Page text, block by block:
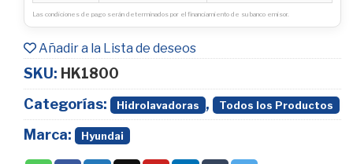
Las condiciones de pago serán determinados por el financiamiento de su banco emisor.
Añadir a la Lista de deseos
SKU: HK1800
Categorías:
Hidrolavadoras , Todos los Productos
Marca: Hyundai